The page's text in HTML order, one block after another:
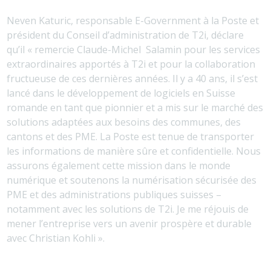
Neven Katuric, responsable E-Government à la Poste et
président du Conseil d’administration de T2i, déclare
qu’il « remercie Claude-Michel Salamin pour les services
extraordinaires apportés à T2i et pour la collaboration
fructueuse de ces dernières années. Il y a 40 ans, il s’est
lancé dans le développement de logiciels en Suisse
romande en tant que pionnier et a mis sur le marché des
solutions adaptées aux besoins des communes, des
cantons et des PME. La Poste est tenue de transporter
les informations de manière sûre et confidentielle. Nous
assurons également cette mission dans le monde
numérique et soutenons la numérisation sécurisée des
PME et des administrations publiques suisses –
notamment avec les solutions de T2i. Je me réjouis de
mener l’entreprise vers un avenir prospère et durable
avec Christian Kohli ».